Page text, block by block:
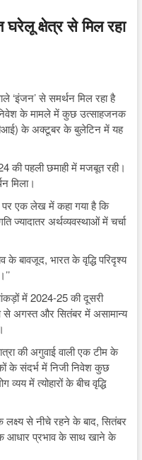
क्षेत्र से मिल रहा
‘इंजन’ से समर्थन मिल रहा है
के मामले में कुछ उत्साहजनक
के अक्टूबर के बुलेटिन में यह
की पहली छमाही में मजबूत रही।
मिला।
पर एक लेख में कहा गया है कि
ज्यादातर अर्थव्यवस्थाओं में चर्चा
के बावजूद, भारत के वृद्धि परिदृश्य
में 2024-25 की दूसरी
से अगस्त और सितंबर में असामान्य
की अगुवाई वाली एक टीम के
के संदर्भ में निजी निवेश कुछ
में त्योहारों के बीच वृद्धि
लक्ष्य से नीचे रहने के बाद, सितंबर
आधार प्रभाव के साथ खाने के